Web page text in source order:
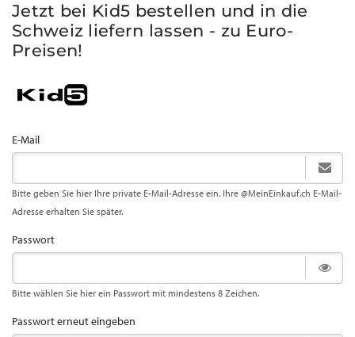
Jetzt bei Kid5 bestellen und in die
Schweiz liefern lassen - zu Euro-
Preisen!
E-Mail
Bitte geben Sie hier Ihre private E-Mail-Adresse ein. Ihre @MeinEinkauf.ch E-Mail-
Adresse erhalten Sie später.
Passwort
Bitte wählen Sie hier ein Passwort mit mindestens 8 Zeichen.
Passwort erneut eingeben